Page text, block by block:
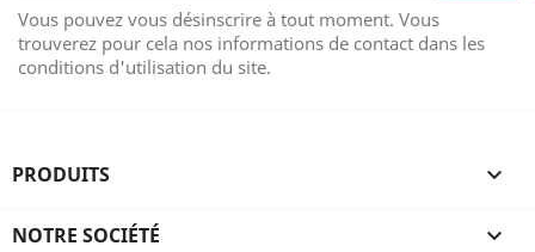
Vous pouvez vous désinscrire à tout moment. Vous
trouverez pour cela nos informations de contact dans les
conditions d'utilisation du site.
PRODUITS 
NOTRE SOCIÉTÉ 